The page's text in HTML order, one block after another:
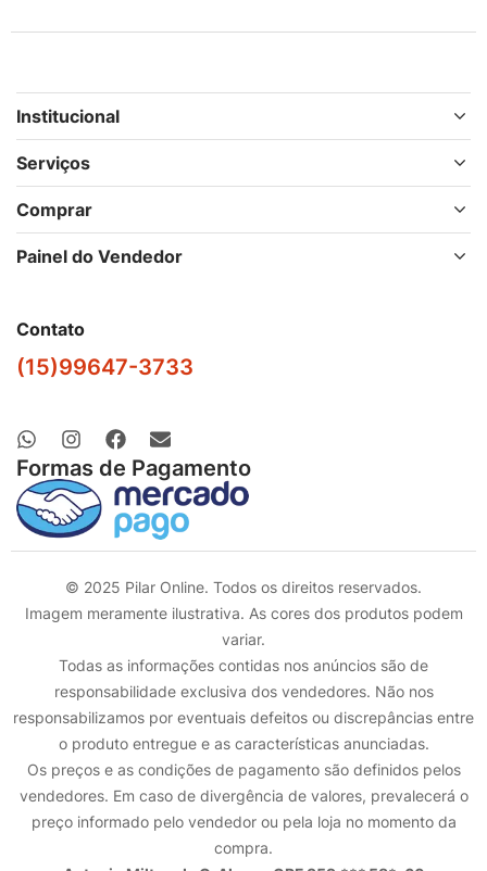
Institucional
Serviços
Comprar
Painel do Vendedor
Contato
(15)99647-3733
Formas de Pagamento
© 2025 Pilar Online. Todos os direitos reservados.
Imagem meramente ilustrativa. As cores dos produtos podem
variar.
Todas as informações contidas nos anúncios são de
responsabilidade exclusiva dos vendedores. Não nos
responsabilizamos por eventuais defeitos ou discrepâncias entre
o produto entregue e as características anunciadas.
Os preços e as condições de pagamento são definidos pelos
vendedores. Em caso de divergência de valores, prevalecerá o
preço informado pelo vendedor ou pela loja no momento da
compra.